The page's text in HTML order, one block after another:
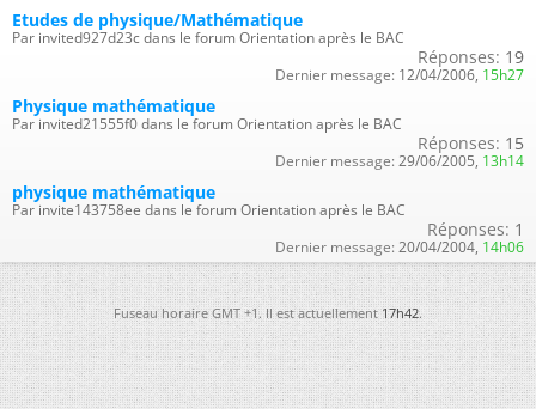
Etudes de physique/Mathématique
Par invited927d23c dans le forum Orientation après le BAC
Réponses: 19
Dernier message: 12/04/2006, 15h27
Physique mathématique
Par invited21555f0 dans le forum Orientation après le BAC
Réponses: 15
Dernier message: 29/06/2005, 13h14
physique mathématique
Par invite143758ee dans le forum Orientation après le BAC
Réponses: 1
Dernier message: 20/04/2004, 14h06
Fuseau horaire GMT +1. Il est actuellement17h42.